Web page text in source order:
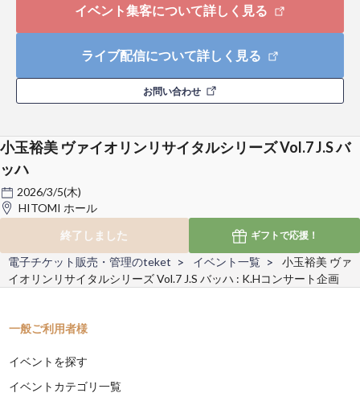
イベント集客について詳しく見る
ライブ配信について詳しく見る
お問い合わせ
小玉裕美 ヴァイオリンリサイタルシリーズ Vol.7 J.S バ
ッハ
2026/3/5(木)
HITOMI ホール
終了しました
ギフトで応援！
電子チケット販売・管理のteket イベント一覧
小玉裕美 ヴァ
イオリンリサイタルシリーズ Vol.7 J.S バッハ : K.Hコンサート企画
一般ご利用者様
イベントを探す
イベントカテゴリ一覧